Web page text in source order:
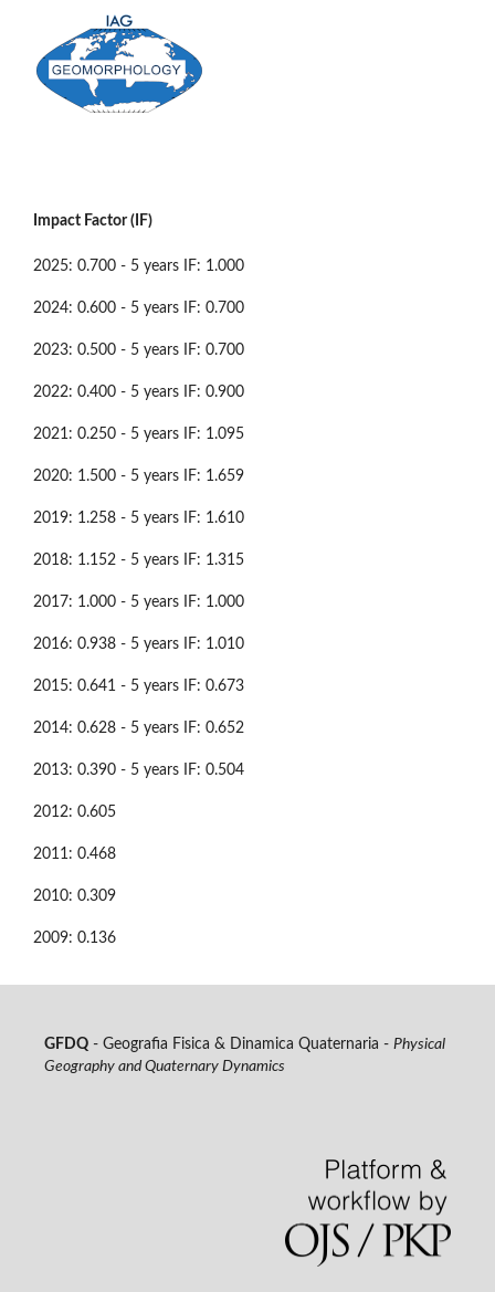
Impact Factor (IF)
2025: 0.700 - 5 years IF: 1.000
2024: 0.600 - 5 years IF: 0.700
2023: 0.500 - 5 years IF: 0.700
2022: 0.400 - 5 years IF: 0.900
2021: 0.250 - 5 years IF: 1.095
2020: 1.500 - 5 years IF: 1.659
2019: 1.258 - 5 years IF: 1.610
2018: 1.152 - 5 years IF: 1.315
2017: 1.000 - 5 years IF: 1.000
2016: 0.938 - 5 years IF: 1.010
2015: 0.641 - 5 years IF: 0.673
2014: 0.628 - 5 years IF: 0.652
2013: 0.390 - 5 years IF: 0.504
2012: 0.605
2011: 0.468
2010: 0.309
2009: 0.136
GFDQ- Geografia Fisica & Dinamica Quaternaria - Physical
Geography and Quaternary Dynamics